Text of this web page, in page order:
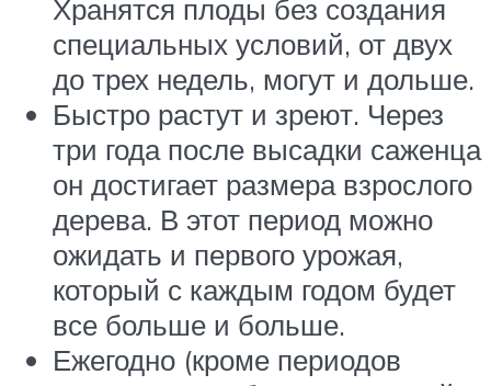
Хранятся плоды без создания
специальных условий, от двух
до трех недель, могут и дольше.
Быстро растут и зреют. Через
три года после высадки саженца
он достигает размера взрослого
дерева. В этот период можно
ожидать и первого урожая,
который с каждым годом будет
все больше и больше.
Ежегодно (кроме периодов